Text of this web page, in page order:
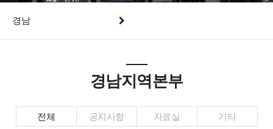
경남
경남지역본부
전체 공지사항 자료실 기타